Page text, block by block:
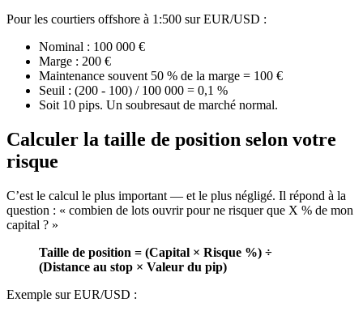
Pour les courtiers offshore à 1:500 sur EUR/USD :
Nominal : 100 000 €
Marge : 200 €
Maintenance souvent 50 % de la marge = 100 €
Seuil : (200 - 100) / 100 000 = 0,1 %
Soit 10 pips. Un soubresaut de marché normal.
Calculer la taille de position selon votre
risque
C’est le calcul le plus important — et le plus négligé. Il répond à la
question : « combien de lots ouvrir pour ne risquer que X % de mon
capital ? »
Taille de position = (Capital × Risque %) ÷
(Distance au stop × Valeur du pip)
Exemple sur EUR/USD :